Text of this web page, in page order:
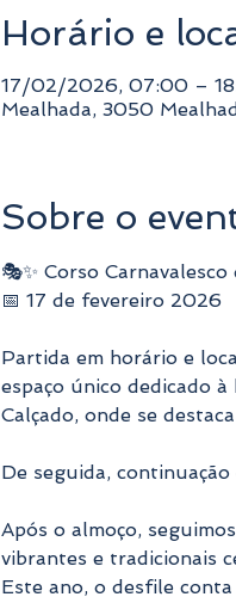
Horário e
17/02/2026, 07:00 –
Mealhada, 3050
Sobre o
🎭✨ Corso
📅 17 de fevereiro 2026
Partida em horário e
espaço único dedicado
Calçado, onde se
De seguida,
Após o almoço,
vibrantes e tradicionais
Este ano, o desfile